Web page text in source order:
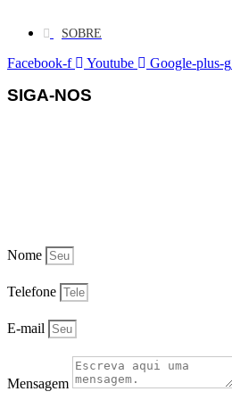
SOBRE
Facebook-f Youtube Google-plus-g
SIGA-NOS
Nome
Telefone
E-mail
Mensagem